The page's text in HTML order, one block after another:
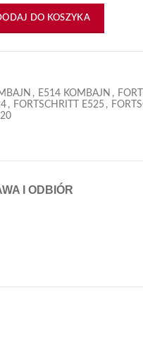
DO KOSZYKA
, E514 KOMBAJN ,
, FORTSCHRITT E525 ,
I ODBIÓR